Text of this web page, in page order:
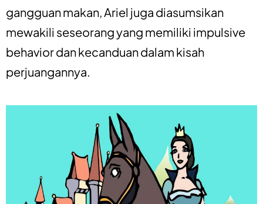
gangguan makan, Ariel juga diasumsikan
mewakili seseorang yang memiliki impulsive
behavior dan kecanduan dalam kisah
perjuangannya.